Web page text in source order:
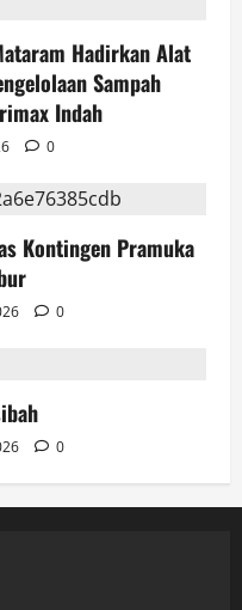
Hadirkan Alat
Sampah
Indah
0
Kontingen Pramuka
0
0